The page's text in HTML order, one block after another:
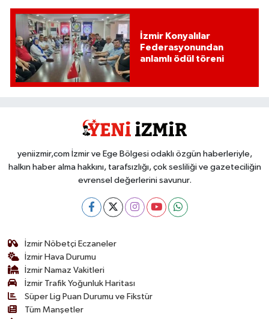
İzmir Konyalılar
Federasyonundan
anlamlı ödül töreni
yeniizmir,com İzmir ve Ege Bölgesi odaklı özgün haberleriyle,
halkın haber alma hakkını, tarafsızlığı, çok sesliliği ve gazeteciliğin
evrensel değerlerini savunur.
İzmir Nöbetçi Eczaneler
İzmir Hava Durumu
İzmir Namaz Vakitleri
İzmir Trafik Yoğunluk Haritası
Süper Lig Puan Durumu ve Fikstür
Tüm Manşetler